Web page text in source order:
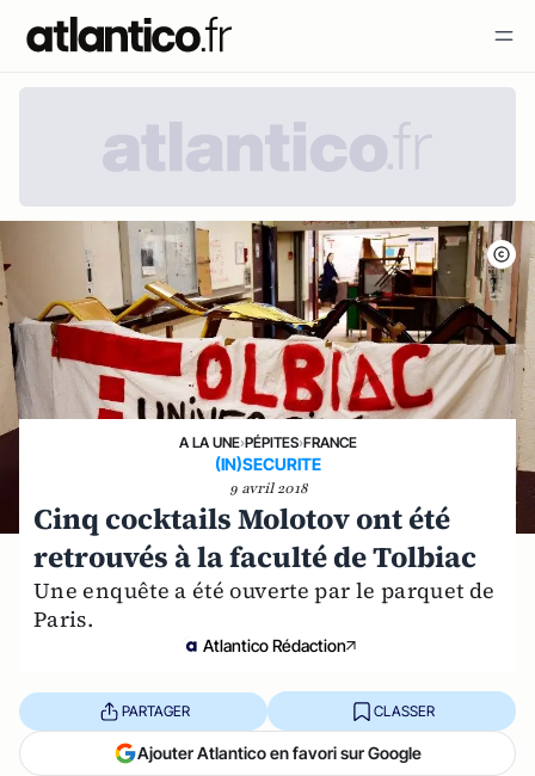
A LA UNE›PÉPITES›FRANCE
(IN)SECURITE
9 avril 2018
Cinq cocktails Molotov ont été
retrouvés à la faculté de Tolbiac
Une enquête a été ouverte par le parquet de
Paris.
Atlantico Rédaction
PARTAGER CLASSER
Ajouter Atlantico en favori sur Google